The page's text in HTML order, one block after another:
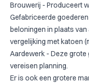
Brouwerij - Produceert
Gefabriceerde
beloningen in plaats
vergelijking met katoen
Aardewerk - Deze grote
vereisen planning.
Er is ook een grotere